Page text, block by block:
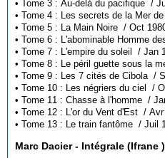
Marc Dacier - Intégrale (Ifrane )